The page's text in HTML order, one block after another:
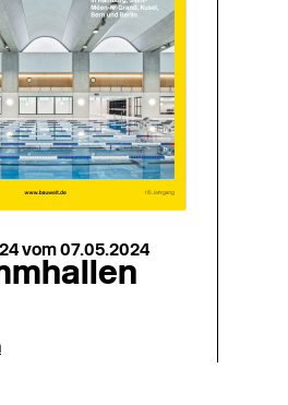
vom 07.05.2024